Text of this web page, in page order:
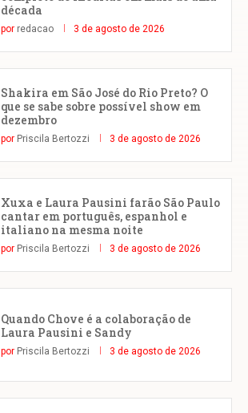
década
por redacao 3 de agosto de 2026
Shakira em São José do Rio Preto? O
que se sabe sobre possível show em
dezembro
por Priscila Bertozzi 3 de agosto de 2026
Xuxa e Laura Pausini farão São Paulo
cantar em português, espanhol e
italiano na mesma noite
por Priscila Bertozzi 3 de agosto de 2026
Quando Chove é a colaboração de
Laura Pausini e Sandy
por Priscila Bertozzi 3 de agosto de 2026